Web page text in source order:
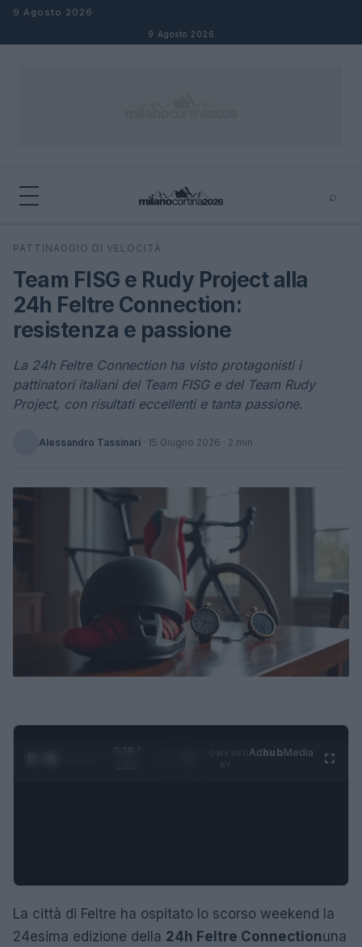
Salta al contenuto
9 Agosto 2026
9 Agosto 2026
⌕
Cerca
PATTINAGGIO DI VELOCITÀ
Team FISG e Rudy Project alla
24h Feltre Connection:
resistenza e passione
La 24h Feltre Connection ha visto protagonisti i
pattinatori italiani del Team FISG e del Team Rudy
Project, con risultati eccellenti e tanta passione.
Alessandro Tassinari · 15 Giugno 2026 · 2 min
0:28 /
AdhubMedia
La città di Feltre ha ospitato lo scorso weekend la
24esima edizione della 24h Feltre Connectionuna